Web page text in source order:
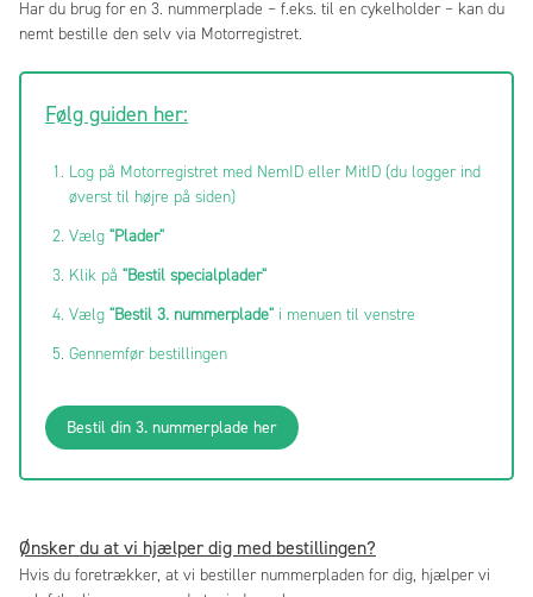
Har du brug for en 3. nummerplade – f.eks. til en cykelholder – kan du
nemt bestille den selv via Motorregistret.
Følg guiden her:
Log på Motorregistret med NemID eller MitID (du logger ind
øverst til højre på siden)
Vælg "Plader"
Klik på "Bestil specialplader"
Vælg "Bestil 3. nummerplade" i menuen til venstre
Gennemfør bestillingen
Bestil din 3. nummerplade her
Ønsker du at vi hjælper dig med bestillingen?
Hvis du foretrækker, at vi bestiller nummerpladen for dig, hjælper vi